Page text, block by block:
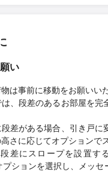
い
は事前に移動をお願いい
は、段差のあるお部屋を
段差がある場合、引き戸
さに応じてオプションで
段差にスロープを設置
ションを選択し、メッ